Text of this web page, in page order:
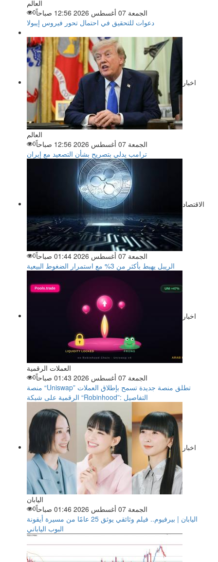
العالم
الجمعة 07 أغسطس 2026 12:56 صباحاً
0
دعوات للتحقيق في احتمال تحور فيروس إيبولا
اخبار
العالم
الجمعة 07 أغسطس 2026 12:56 صباحاً
0
ترامب يدلي بتصريح بشأن التصعيد مع إيران
الاقتصاد
الجمعة 07 أغسطس 2026 01:44 صباحاً 0
الريبل يهبط بأكثر من 3% مع استمرار الضغوط البيعية
اخبار
العملات الرقمية
الجمعة 07 أغسطس 2026 01:43 صباحاً
0
منصة “Uniswap” تطلق منصة جديدة تسمح بإطلاق العملات
الرقمية على شبكة “Robinhood”: التفاصيل
اخبار
اليابان
الجمعة 07 أغسطس 2026 01:46 صباحاً
0
اليابان | بيرفيوم.. فيلم وثائقي يوثق 25 عامًا من مسيرة أيقونة
البوب الياباني